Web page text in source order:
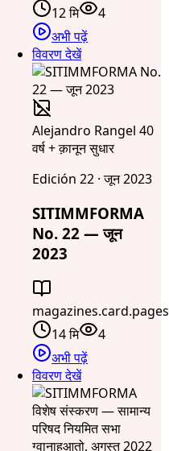
12 मि
4
अभी पढ़ें
विवरण देखें
Alejandro Rangel 40
वर्ष + क़ानून सुधार
Edición 22 · जून 2023
SITIMMFORMA
No. 22 — जून
2023
magazines.card.pages
14 मि
4
अभी पढ़ें
विवरण देखें